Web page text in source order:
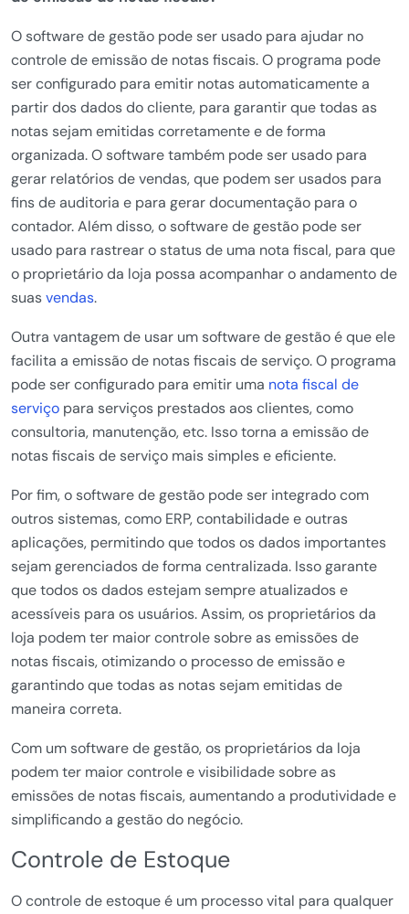
O software de gestão pode ser usado para ajudar no
controle de emissão de notas fiscais. O programa pode
ser configurado para emitir notas automaticamente a
partir dos dados do cliente, para garantir que todas as
notas sejam emitidas corretamente e de forma
organizada. O software também pode ser usado para
gerar relatórios de vendas, que podem ser usados para
fins de auditoria e para gerar documentação para o
contador. Além disso, o software de gestão pode ser
usado para rastrear o status de uma nota fiscal, para que
o proprietário da loja possa acompanhar o andamento de
suasvendas.
Outra vantagem de usar um software de gestão é que ele
facilita a emissão de notas fiscais de serviço. O programa
pode ser configurado para emitir uma nota fiscal de
serviço para serviços prestados aos clientes, como
consultoria, manutenção, etc. Isso torna a emissão de
notas fiscais de serviço mais simples e eficiente.
Por fim, o software de gestão pode ser integrado com
outros sistemas, como ERP, contabilidade e outras
aplicações, permitindo que todos os dados importantes
sejam gerenciados de forma centralizada. Isso garante
que todos os dados estejam sempre atualizados e
acessíveis para os usuários. Assim, os proprietários da
loja podem ter maior controle sobre as emissões de
notas fiscais, otimizando o processo de emissão e
garantindo que todas as notas sejam emitidas de
maneira correta.
Com um software de gestão, os proprietários da loja
podem ter maior controle e visibilidade sobre as
emissões de notas fiscais, aumentando a produtividade e
simplificando a gestão do negócio.
Controle de Estoque
O controle de estoque é um processo vital para qualquer